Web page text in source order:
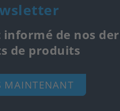
informé de nos
de produits
MAINTENANT